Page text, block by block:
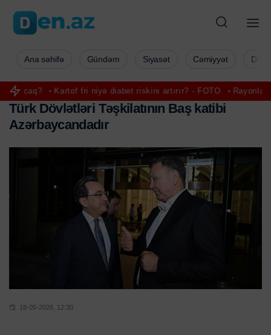
Kartof fri niyə diabet riskini artırır? - FOTO Rayonlarda
Ana səhifə Gündəm Siyasət Cəmiyyət
Türk Dövlətləri Təşkilatının Baş katibi
Azərbaycandadır
18-05-2026, 12:30